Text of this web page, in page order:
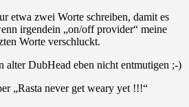
etwa zwei Worte schreiben, damit es
irgendein „on/off provider“ meine
Worte verschluckt.
alter DubHead eben nicht entmutigen ;-)
„Rasta never get weary yet !!!“